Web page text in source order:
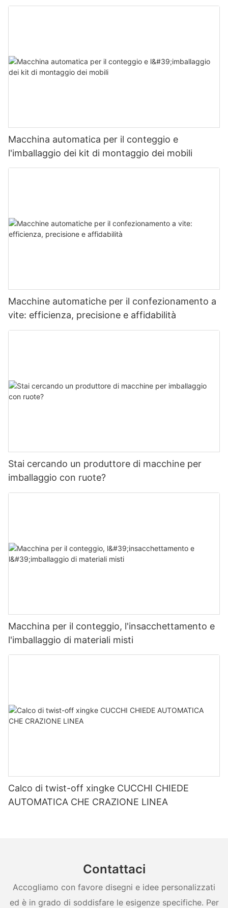
Macchina automatica per il conteggio e
l'imballaggio dei kit di montaggio dei mobili
Macchine automatiche per il confezionamento a
vite: efficienza, precisione e affidabilità
Stai cercando un produttore di macchine per
imballaggio con ruote?
Macchina per il conteggio, l'insacchettamento e
l'imballaggio di materiali misti
Calco di twist-off xingke CUCCHI CHIEDE
AUTOMATICA CHE CRAZIONE LINEA
Contattaci
Accogliamo con favore disegni e idee personalizzati
ed è in grado di soddisfare le esigenze specifiche. Per